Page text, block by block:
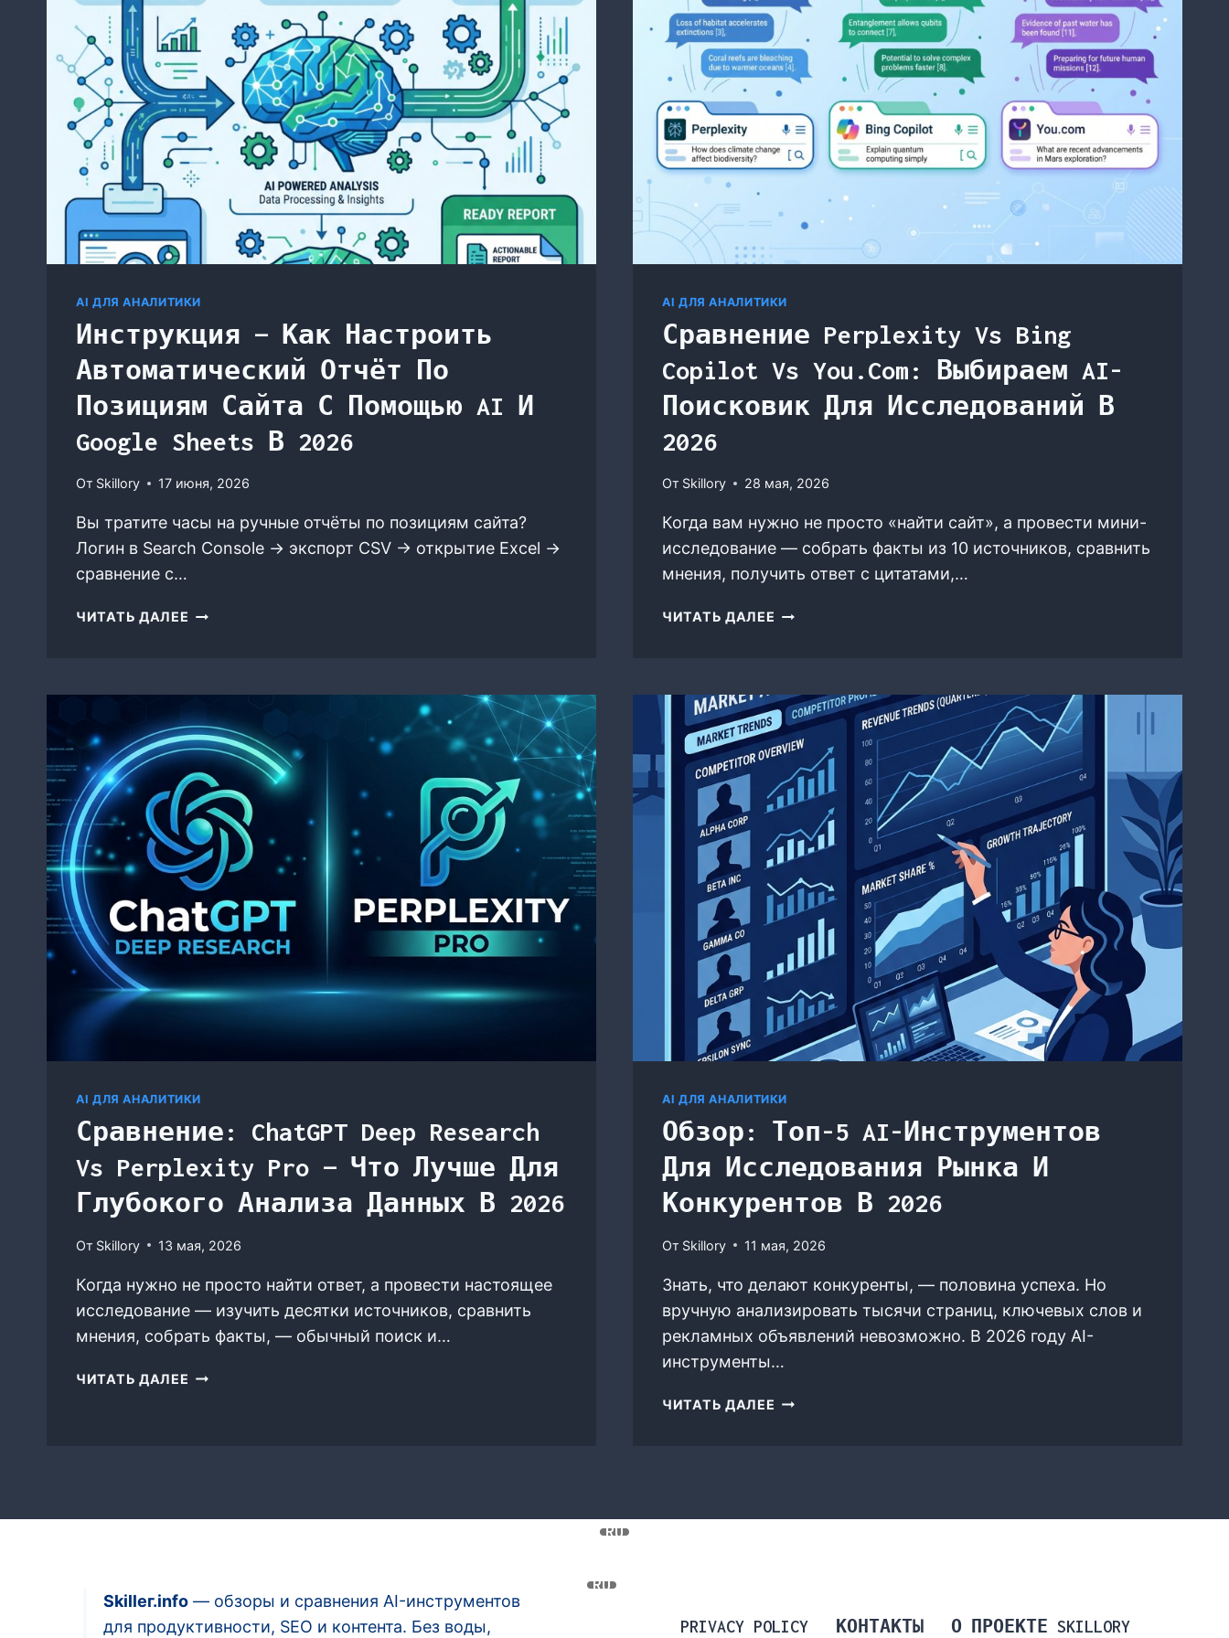
AI ДЛЯ АНАЛИТИКИ
Инструкция — Как Настроить
Автоматический Отчёт По
Позициям Сайта С Помощью AI И
Google Sheets В 2026
От Skillory 17 июня, 2026
Вы тратите часы на ручные отчёты по позициям сайта?
Логин в Search Console → экспорт CSV → открытие Excel →
сравнение с…
ЧИТАТЬ ДАЛЕЕ ИНСТРУКЦИЯ
АВТОМАТИЧЕСКИЙ
ОТЧЁТ
ПО
ПОЗИЦИЯМ
САЙТА
С
ПОМОЩЬЮ
AI
И
GOOGLE
SHEETS
В
2026
AI ДЛЯ АНАЛИТИКИ
Сравнение Perplexity Vs Bing
Copilot Vs You.com: Выбираем AI-
Поисковик Для Исследований В
2026
От Skillory 28 мая, 2026
Когда вам нужно не просто «найти сайт», а провести мини-
исследование — собрать факты из 10 источников, сравнить
мнения, получить ответ с цитатами,…
ЧИТАТЬ ДАЛЕЕ СРАВНЕНИЕ
COPILOT
VS YOU.COM: ВЫБИРАЕМ
AI-
ПОИСКОВИК
ДЛЯ
ИССЛЕДОВАНИЙ
2026
AI ДЛЯ АНАЛИТИКИ
Сравнение: ChatGPT Deep Research
Vs Perplexity Pro — Что Лучше Для
Глубокого Анализа Данных В 2026
От Skillory 13 мая, 2026
Когда нужно не просто найти ответ, а провести настоящее
исследование — изучить десятки источников, сравнить
мнения, собрать факты, — обычный поиск и…
ЧИТАТЬ ДАЛЕЕ СРАВНЕНИЕ:
—
ГЛУБОКОГО
АНАЛИЗА
AI ДЛЯ АНАЛИТИКИ
Обзор: Топ-5 AI-Инструментов
Для Исследования Рынка И
Конкурентов В 2026
От Skillory 11 мая, 2026
Знать, что делают конкуренты, — половина успеха. Но
вручную анализировать тысячи страниц, ключевых слов и
рекламных объявлений невозможно. В 2026 году AI-
инструменты…
ЧИТАТЬ ДАЛЕЕ ОБЗОР:
RU
Skillег.info — обзоры и сравнения AI-инструментов
для продуктивности, SEO и контента. Без воды,
RU
PRIVACY POLICY КОНТАКТЫ О ПРОЕКТЕ SKILLORY